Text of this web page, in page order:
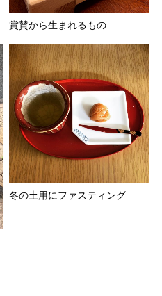
賞賛から生まれるもの
冬の土用にファスティング